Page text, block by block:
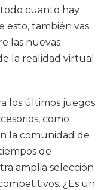
cuanto hay
esto, también vas
las nuevas
la realidad virtual
los últimos juegos
como
la comunidad de
de
amplia selección
¿Es un